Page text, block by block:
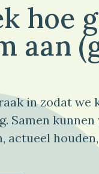
hoe
aan
in zodat we
Samen
actueel